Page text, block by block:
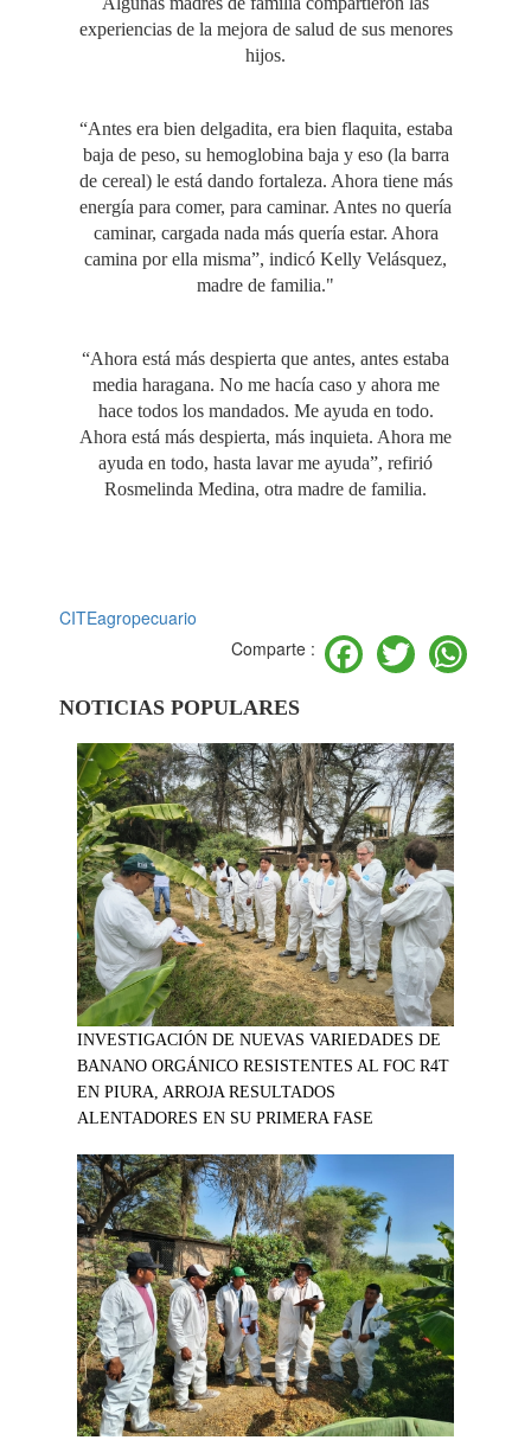
experiencias de la mejora de salud de sus menores
hijos.
“Antes era bien delgadita, era bien flaquita, estaba
baja de peso, su hemoglobina baja y eso (la barra
de cereal) le está dando fortaleza. Ahora tiene más
energía para comer, para caminar. Antes no quería
caminar, cargada nada más quería estar. Ahora
camina por ella misma”, indicó Kelly Velásquez,
madre de familia."
“Ahora está más despierta que antes, antes estaba
media haragana. No me hacía caso y ahora me
hace todos los mandados. Me ayuda en todo.
Ahora está más despierta, más inquieta. Ahora me
ayuda en todo, hasta lavar me ayuda”, refirió
Rosmelinda Medina, otra madre de familia.
CITEagropecuario
Comparte :
Facebook
Twitter
NOTICIAS POPULARES
INVESTIGACIÓN DE NUEVAS VARIEDADES DE
BANANO ORGÁNICO RESISTENTES AL FOC R4T
EN PIURA, ARROJA RESULTADOS
ALENTADORES EN SU PRIMERA FASE